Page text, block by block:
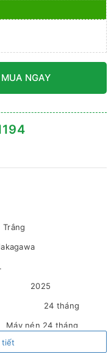
MUA NGAY
Trắng
2025
24 tháng
Máy nén 24 tháng
Toàn Quốc
tiết